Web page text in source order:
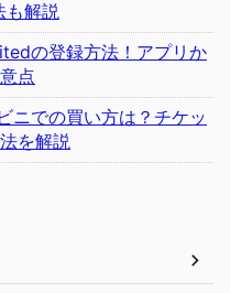
も解説
の登録方法！アプリか
点
ニでの買い方は？チケッ
を解説